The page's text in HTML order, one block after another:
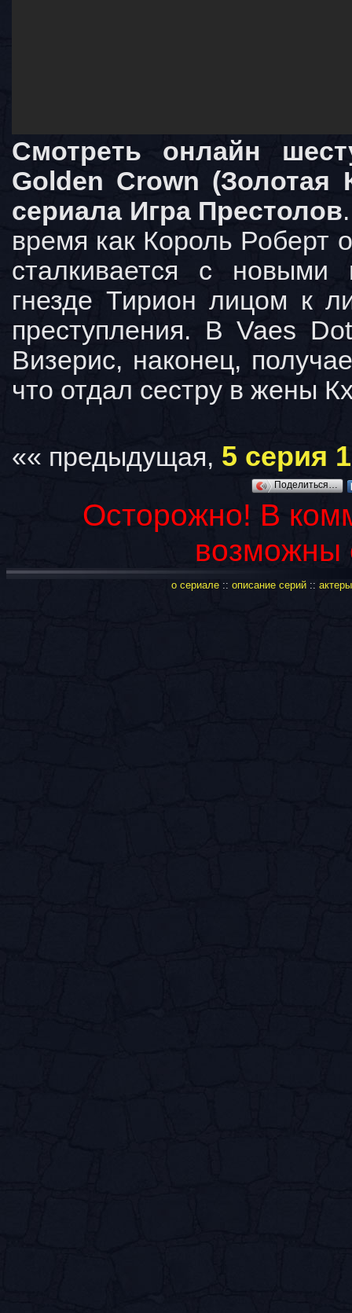
Смотреть онлайн
Golden Crown (Золотая
сериала Игра Престолов
время как Король Роберт
сталкивается с
гнезде Тирион лицом к
преступления. В Vaes
Визерис, наконец,
что отдал сестру в жены
«« предыдущая, 5 серия
Поделиться…
Осторожно! В
возможны
о сериале :: описание серий ::